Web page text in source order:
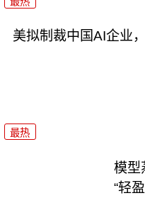
美拟制裁中国AI企业
最热
模型
“轻